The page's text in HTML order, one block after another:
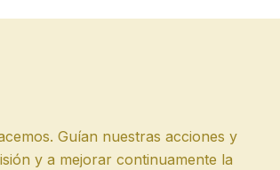
Guían nuestras acciones y
y a mejorar continuamente la